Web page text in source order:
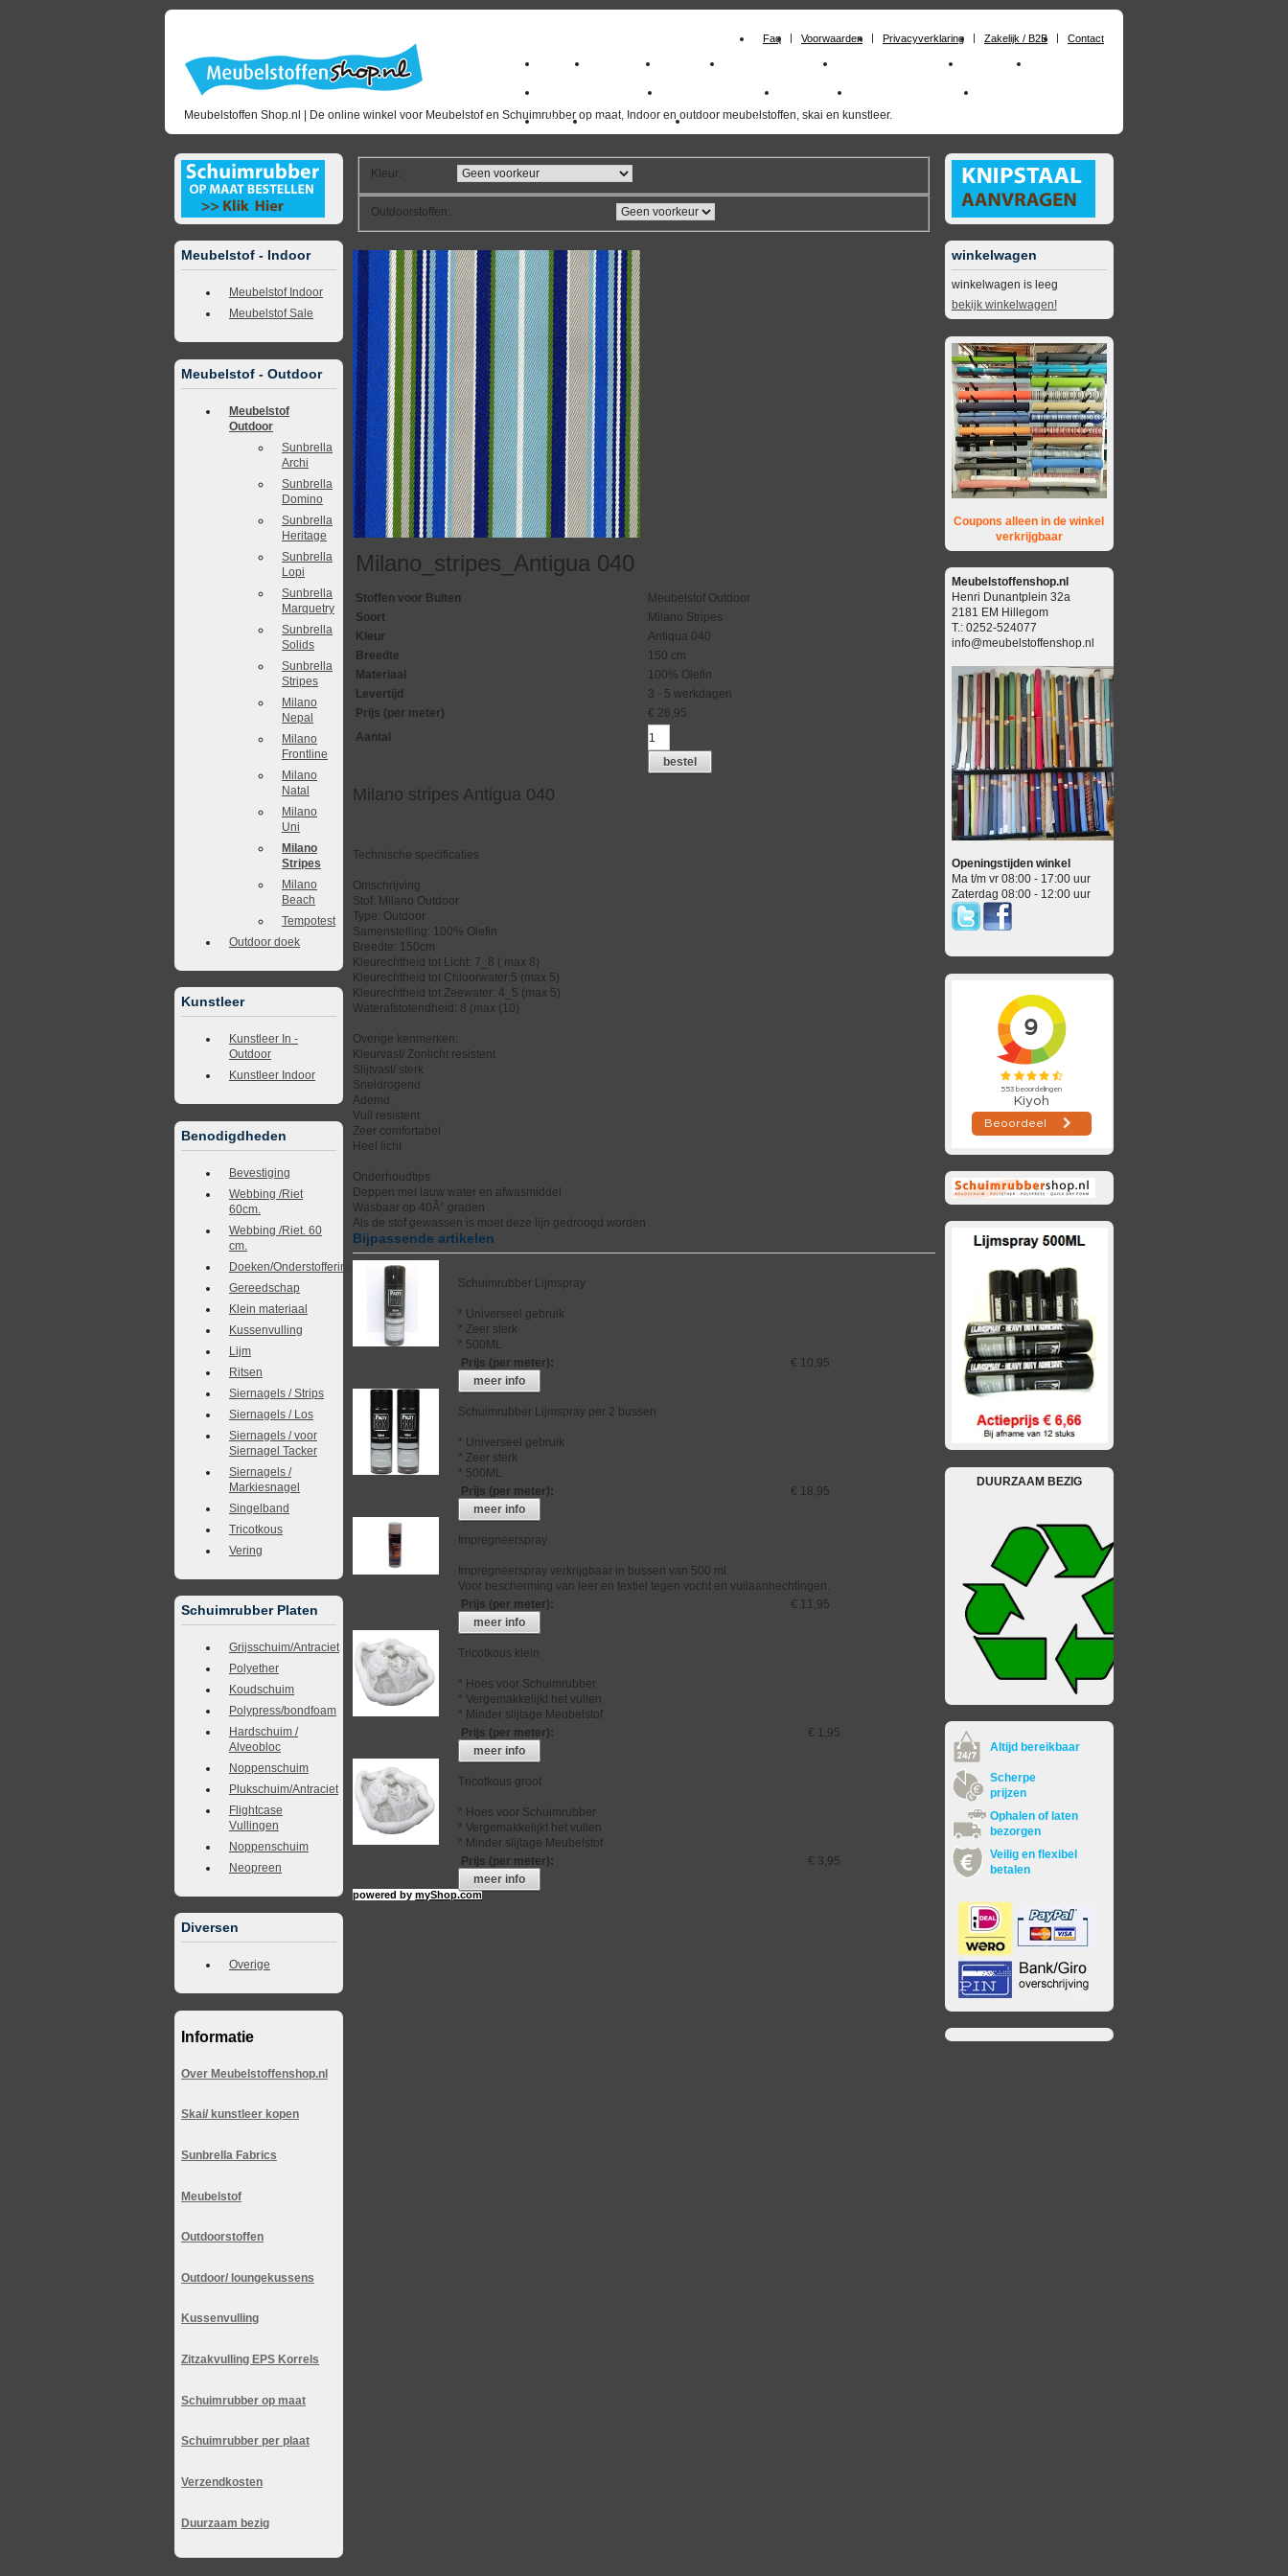
Faq Voorwaarden Privacyverklaring Zakelijk / B2B Contact
Meubelstoffen Shop.nl | De online winkel voor Meubelstof en Schuimrubber op maat, Indoor en outdoor meubelstoffen, skai en kunstleer.
Home Meubelstof Kunstleer Schuimrubberplaten Schuimrubber op maat Materialen
milano_outdoorstoffen skai kunstleer kopen outdoorstof skai_kunstleer outdoor
Outlet Meubelstof indoor duurzaam
Meubelstof - Indoor
Meubelstof Indoor
Meubelstof Sale
Meubelstof - Outdoor
Meubelstof
Outdoor
Sunbrella
Archi
Sunbrella
Domino
Sunbrella
Heritage
Sunbrella
Lopi
Sunbrella
Marquetry
Sunbrella
Solids
Sunbrella
Stripes
Milano
Nepal
Milano
Frontline
Milano
Natal
Milano
Uni
Milano
Stripes
Milano
Beach
Tempotest
Outdoor doek
Kunstleer
Kunstleer In -
Outdoor
Kunstleer Indoor
Benodigdheden
Bevestiging
Webbing /Riet
60cm.
Webbing /Riet. 60
cm.
Doeken/Onderstoffering
Gereedschap
Klein materiaal
Kussenvulling
Lijm
Ritsen
Siernagels / Strips
Siernagels / Los
Siernagels / voor
Siernagel Tacker
Siernagels /
Markiesnagel
Singelband
Tricotkous
Vering
Schuimrubber Platen
Grijsschuim/Antraciet
Polyether
Koudschuim
Polypress/bondfoam
Hardschuim /
Alveobloc
Noppenschuim
Plukschuim/Antraciet
Flightcase
Vullingen
Noppenschuim
Neopreen
Diversen
Overige
Informatie
Over Meubelstoffenshop.nl
Skai/ kunstleer kopen
Sunbrella Fabrics
Meubelstof
Outdoorstoffen
Outdoor/ loungekussens
Kussenvulling
Zitzakvulling EPS Korrels
Schuimrubber op maat
Schuimrubber per plaat
Verzendkosten
Duurzaam bezig
Kleur:
Outdoorstoffen:
Milano_stripes_Antigua 040
Stoffen voor Buiten
Meubelstof Outdoor
Soort
Milano Stripes
Kleur
Antiqua 040
Breedte
150 cm
Materiaal
100% Olefin
Levertijd
3 - 5 werkdagen
Prijs (per meter)
€ 26,95
Aantal
bestel
Milano stripes Antigua 040
Technische specificaties
Omschrijving
Stof: Milano Outdoor
Type: Outdoor
Samenstelling: 100% Olefin
Breedte: 150cm
Kleurechtheid tot Licht: 7_8 ( max 8)
Kleurechtheid tot Chloorwater:5 (max 5)
Kleurechtheid tot Zeewater: 4_5 (max 5)
Waterafstotendheid: 8 (max (10)
Overige kenmerken:
Kleurvast/ Zonlicht resistent
Slijtvast/ sterk
Sneldrogend
Ademd
Vuil resistent
Zeer comfortabel
Heel licht
Onderhoudtips
Deppen met lauw water en afwasmiddel
Wasbaar op 40Â° graden
Als de stof gewassen is moet deze lijn gedroogd worden
Bijpassende artikelen
Schuimrubber Lijmspray
* Universeel gebruik
* Zeer sterk
* 500ML
Prijs (per meter):
€ 10,95
meer info
Schuimrubber Lijmspray per 2 bussen
* Universeel gebruik
* Zeer sterk
* 500ML
Prijs (per meter):
€ 18,95
meer info
Impregneerspray
Impregneerspray verkrijgbaar in bussen van 500 ml.
Voor bescherming van leer en textiel tegen vocht en vuilaanhechtingen.
Prijs (per meter):
€ 11,95
meer info
Tricotkous klein
* Hoes voor Schuimrubber
* Vergemakkelijkt het vullen
* Minder slijtage Meubelstof
Prijs (per meter):
€ 1,95
meer info
Tricotkous groot
* Hoes voor Schuimrubber
* Vergemakkelijkt het vullen
* Minder slijtage Meubelstof
Prijs (per meter):
€ 3,95
meer info
powered bymyShop.com
winkelwagen
winkelwagen is leeg
bekijk winkelwagen!
Coupons alleen in de winkel
verkrijgbaar
Meubelstoffenshop.nl
Henri Dunantplein 32a
2181 EM Hillegom
T.: 0252-524077
info@meubelstoffenshop.nl
Openingstijden winkel
Ma t/m vr 08:00 - 17:00 uur
Zaterdag 08:00 - 12:00 uur
DUURZAAM BEZIG
Altijd bereikbaar
Scherpe
prijzen
Ophalen of laten
bezorgen
Veilig en flexibel
betalen